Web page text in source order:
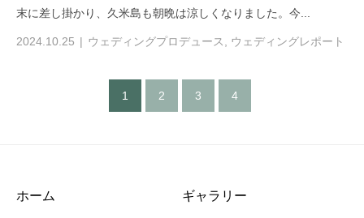
末に差し掛かり、久米島も朝晩は涼しくなりました。今...
2024.10.25 ウェディングプロデュース ウェディングレポート
1 2 3 4
ホーム ギャラリー